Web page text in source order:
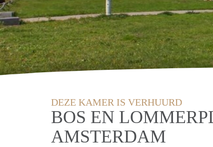
DEZE KAMER IS VERHUURD
BOS EN
AMSTERDAM